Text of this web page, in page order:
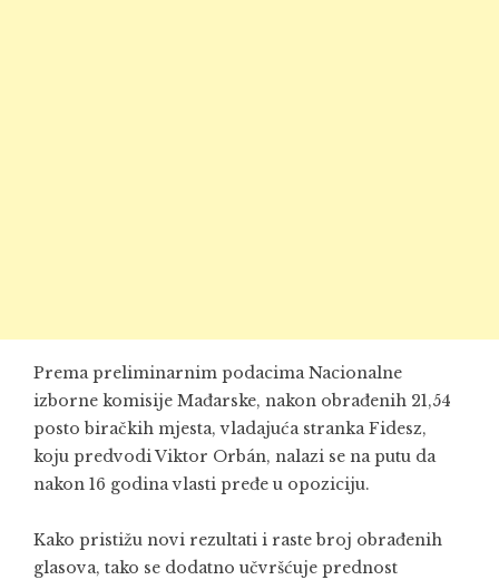
Prema preliminarnim podacima Nacionalne
izborne komisije Mađarske, nakon obrađenih 21,54
posto biračkih mjesta, vladajuća stranka Fidesz,
koju predvodiViktor Orbán, nalazi se na putu da
nakon 16 godina vlasti pređe u opoziciju.
Kako pristižu novi rezultati i raste broj obrađenih
glasova, tako se dodatno učvršćuje prednost